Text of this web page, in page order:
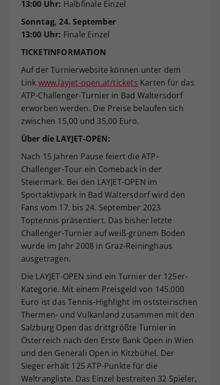
13:00 Uhr: Halbfinale Einzel
Sonntag, 24. September
13:00 Uhr: Finale Einzel
TICKETINFORMATION
Auf der Turnierwebsite können unter dem
Link www.layjet-open.at/tickets Karten für das
ATP-Challenger-Turnier in Bad Waltersdorf
erworben werden. Die Preise belaufen sich
zwischen 15,00 und 35,00 Euro.
Über die LAYJET-OPEN:
Nach 15 Jahren Pause feiert die ATP-
Challenger-Tour ein Comeback in der
Steiermark. Bei den LAYJET-OPEN im
Sportaktivpark in Bad Waltersdorf wird den
Fans vom 17. bis 24. September 2023
Toptennis präsentiert. Das bisher letzte
Challenger-Turnier auf weiß-grünem Boden
wurde im Jahr 2008 in Graz-Reininghaus
ausgetragen.
Die LAYJET-OPEN sind ein Turnier der 125er-
Kategorie. Mit einem Preisgeld von 145.000
Euro ist das Tennis-Highlight im oststeirischen
Thermen- und Vulkanland zusammen mit den
Salzburg Open das drittgrößte Turnier in
Österreich nach den Erste Bank Open in Wien
und den Generali Open in Kitzbühel. Der
Sieger erhält 125 ATP-Punkte für die
Weltrangliste. Das Einzel bestreiten 32 Spieler,